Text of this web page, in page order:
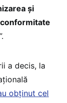
și
”.
a decis, la
obținut cel